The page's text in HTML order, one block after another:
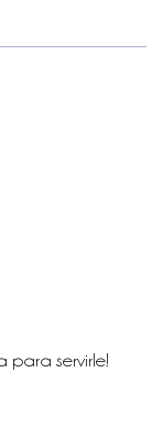
para servirle!